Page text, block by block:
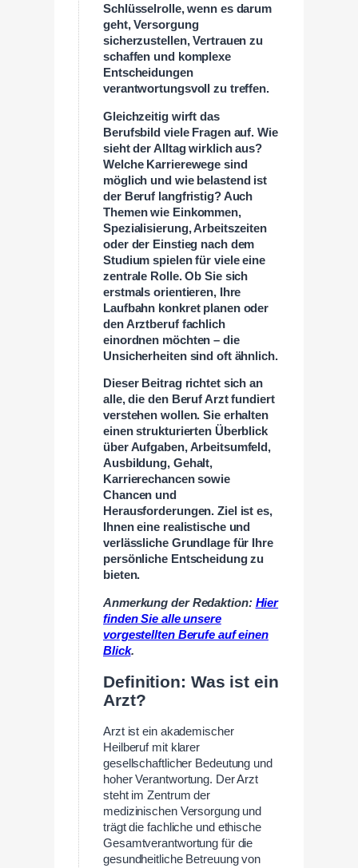
Schlüsselrolle, wenn es darum
geht, Versorgung
sicherzustellen, Vertrauen zu
schaffen und komplexe
Entscheidungen
verantwortungsvoll zu treffen.
Gleichzeitig wirft das
Berufsbild viele Fragen auf. Wie
sieht der Alltag wirklich aus?
Welche Karrierewege sind
möglich und wie belastend ist
der Beruf langfristig? Auch
Themen wie Einkommen,
Spezialisierung, Arbeitszeiten
oder der Einstieg nach dem
Studium spielen für viele eine
zentrale Rolle. Ob Sie sich
erstmals orientieren, Ihre
Laufbahn konkret planen oder
den Arztberuf fachlich
einordnen möchten – die
Unsicherheiten sind oft ähnlich.
Dieser Beitrag richtet sich an
alle, die den Beruf Arzt fundiert
verstehen wollen. Sie erhalten
einen strukturierten Überblick
über Aufgaben, Arbeitsumfeld,
Ausbildung, Gehalt,
Karrierechancen sowie
Chancen und
Herausforderungen. Ziel ist es,
Ihnen eine realistische und
verlässliche Grundlage für Ihre
persönliche Entscheidung zu
bieten.
Anmerkung der Redaktion: Hier
finden Sie alle unsere
vorgestellten Berufe auf einen
Blick.
Definition: Was ist ein
Arzt?
Arzt ist ein akademischer
Heilberuf mit klarer
gesellschaftlicher Bedeutung und
hoher Verantwortung. Der Arzt
steht im Zentrum der
medizinischen Versorgung und
trägt die fachliche und ethische
Gesamtverantwortung für die
gesundheitliche Betreuung von